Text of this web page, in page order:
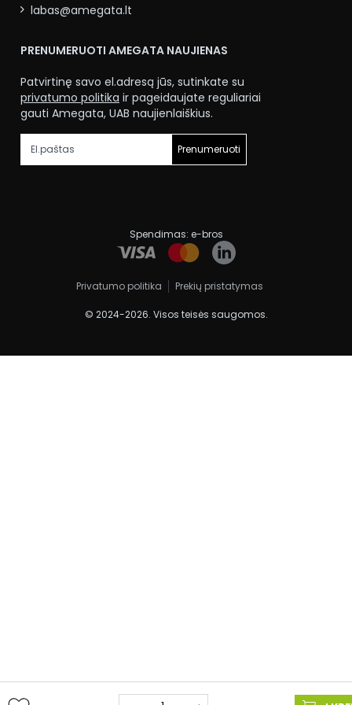
labas@amegata.lt
PRENUMERUOTI AMEGATA NAUJIENAS
Patvirtinę savo el.adresą jūs, sutinkate su
privatumo politika ir pageidaujate reguliariai
gauti Amegata, UAB naujienlaiškius.
Prenumeruoti
© 2024-2026. Visos teisės saugomos.
Privatumo politika Prekių pristatymas
Spendimas: e-bros